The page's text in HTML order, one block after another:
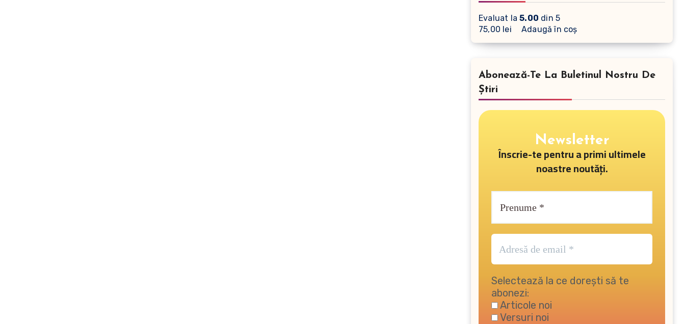
Evaluat la5.00 din 5
75,00 lei Adaugă în coș
Abonează-Te La Buletinul Nostru De
Știri
Newsletter
Înscrie-te pentru a primi ultimele
noastre noutăți.
Selectează la ce dorești să te
abonezi:
Articole noi
Versuri noi